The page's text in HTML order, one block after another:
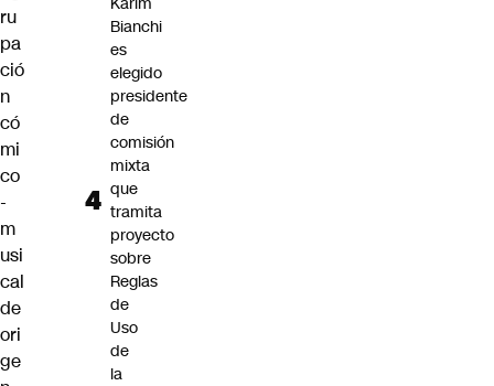
ru
pa
ció
n
có
mi
co
-
m
usi
cal
de
ori
ge
Bianchi
es
elegido
presidente
de
comisión
mixta
que
tramita
proyecto
sobre
Reglas
de
Uso
de
la